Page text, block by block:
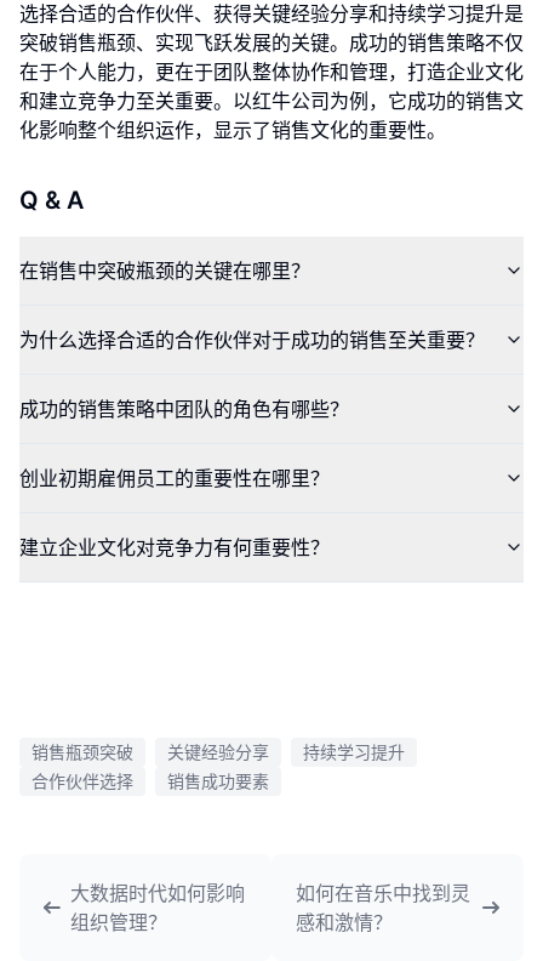
选择合适的合作伙伴、获得关键经验分享和持续学习提升是
突破销售瓶颈、实现飞跃发展的关键。成功的销售策略不仅
在于个人能力，更在于团队整体协作和管理，打造企业文化
和建立竞争力至关重要。以红牛公司为例，它成功的销售文
化影响整个组织运作，显示了销售文化的重要性。
Q & A
在销售中突破瓶颈的关键在哪里？
为什么选择合适的合作伙伴对于成功的销售至关重要？
成功的销售策略中团队的角色有哪些？
创业初期雇佣员工的重要性在哪里？
建立企业文化对竞争力有何重要性？
销售瓶颈突破 关键经验分享
持续学习提升
合作伙伴选择
销售成功要素
大数据时代如何影响
组织管理？
如何在音乐中找到灵
感和激情？